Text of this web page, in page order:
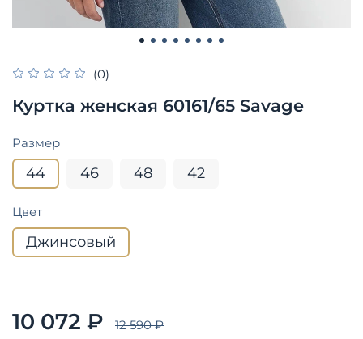
(0)
Куртка женская 60161/65 Savage
Размер
44 46 48 42
Цвет
Джинсовый
10 072 ₽ 12 590 ₽